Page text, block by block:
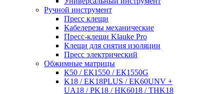
Ручной инструмент
Пресс клещи
Кабелерезы механические
Пресс-клещи Klauke Pro
Клещи для снятия изоляции
Пресс электрический
Обжимные матрицы
К50 / ЕК1550 / ЕК1550G
K18 / EK18PLUS / EK60UNV +
UA18 / PK18 / HK6018 / THK18